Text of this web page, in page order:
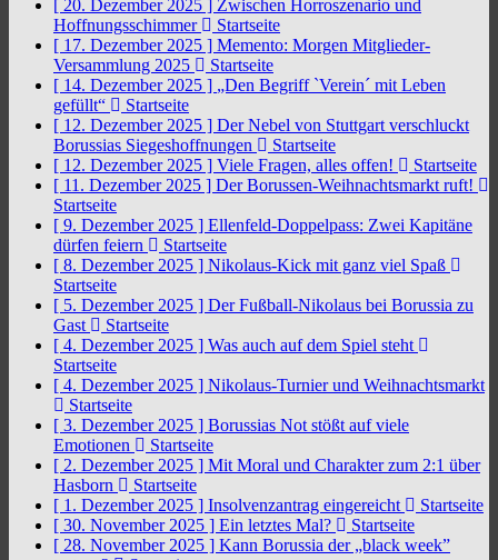
[ 20. Dezember 2025 ] Zwischen Horroszenario und
Hoffnungsschimmer
Startseite
[ 17. Dezember 2025 ] Memento: Morgen Mitglieder-
Versammlung 2025
Startseite
[ 14. Dezember 2025 ] „Den Begriff `Verein´ mit Leben
gefüllt“
Startseite
[ 12. Dezember 2025 ] Der Nebel von Stuttgart verschluckt
Borussias Siegeshoffnungen
Startseite
[ 12. Dezember 2025 ] Viele Fragen, alles offen!
Startseite
[ 11. Dezember 2025 ] Der Borussen-Weihnachtsmarkt ruft!
Startseite
[ 9. Dezember 2025 ] Ellenfeld-Doppelpass: Zwei Kapitäne
dürfen feiern
Startseite
[ 8. Dezember 2025 ] Nikolaus-Kick mit ganz viel Spaß
Startseite
[ 5. Dezember 2025 ] Der Fußball-Nikolaus bei Borussia zu
Gast
Startseite
[ 4. Dezember 2025 ] Was auch auf dem Spiel steht
Startseite
[ 4. Dezember 2025 ] Nikolaus-Turnier und Weihnachtsmarkt
Startseite
[ 3. Dezember 2025 ] Borussias Not stößt auf viele
Emotionen
Startseite
[ 2. Dezember 2025 ] Mit Moral und Charakter zum 2:1 über
Hasborn
Startseite
[ 1. Dezember 2025 ] Insolvenzantrag eingereicht
Startseite
[ 30. November 2025 ] Ein letztes Mal?
Startseite
[ 28. November 2025 ] Kann Borussia der „black week”